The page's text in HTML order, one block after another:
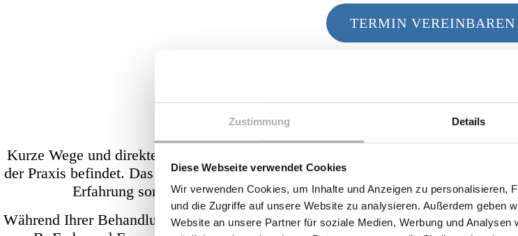
Zustimmung Details
Diese Webseite verwendet Cookies
Wir verwenden Cookies, um Inhalte und Anzeigen zu personalisieren,
und die Zugriffe auf unsere Website zu analysieren. Außerdem geben
Website an unsere Partner für soziale Medien, Werbung und
TERMIN VEREINBAREN
Hauseigenes
Kurze Wege und direkte Ansprechpartner – nur zwei von vielen Vorteilen wenn
der Praxis befindet. Das hauseigene Zahntechniker-Team im Zahnzentrum
Erfahrung sondern vereint auch das handwerkliche Geschick mit den
Während Ihrer Behandlung steht unsere Zahntechnik in permanentem